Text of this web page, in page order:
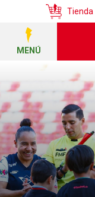
Tienda
MENÚ